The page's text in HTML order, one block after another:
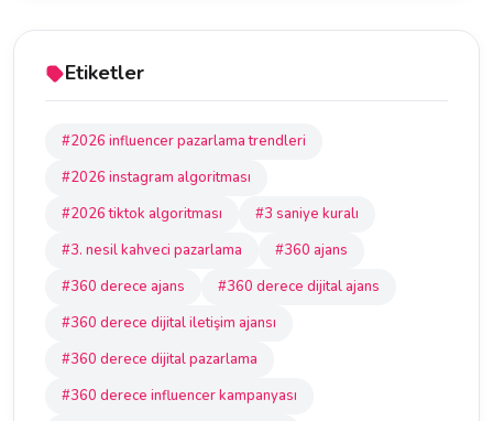
Etiketler
#2026 influencer pazarlama trendleri
#2026 instagram algoritması
#2026 tiktok algoritması
#3 saniye kuralı
#3. nesil kahveci pazarlama
#360 ajans
#360 derece ajans
#360 derece dijital ajans
#360 derece dijital iletişim ajansı
#360 derece dijital pazarlama
#360 derece influencer kampanyası